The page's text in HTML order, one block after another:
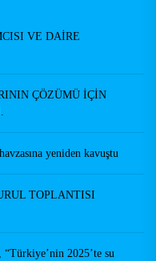
VE DAİRE
ÇÖZÜMÜ İÇİN
yeniden kavuştu
TOPLANTISI
“Türkiye’nin 2025’te su